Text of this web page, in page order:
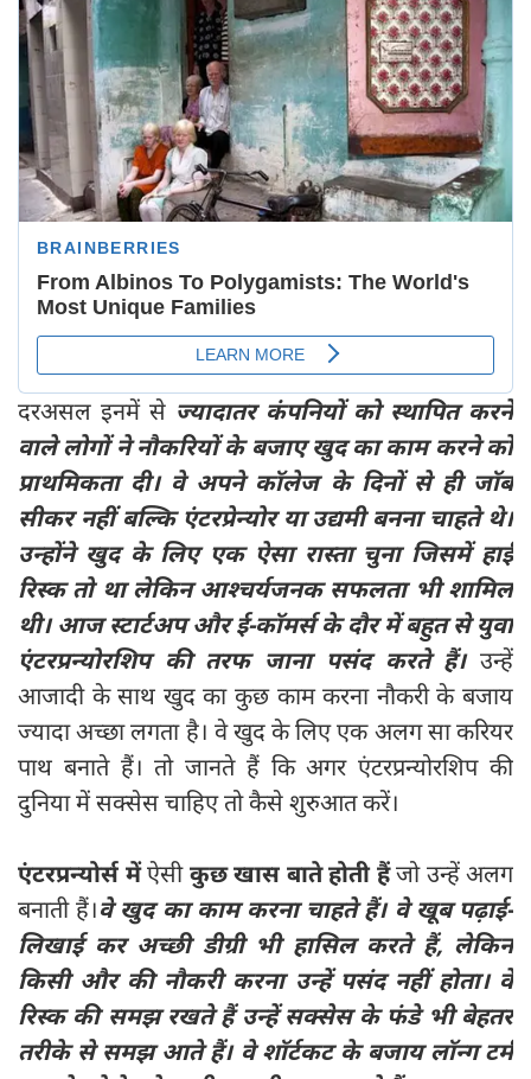
दरअसल इनमें से ज्यादातर कंपनियों को स्थापित करने
वाले लोगों ने नौकरियों के बजाए खुद का काम करने को
प्राथमिकता दी। वे अपने कॉलेज के दिनों से ही जॉब
सीकर नहीं बल्कि एंटरप्रेन्योर या उद्यमी बनना चाहते थे।
उन्होंने खुद के लिए एक ऐसा रास्ता चुना जिसमें हाई
रिस्क तो था लेकिन आश्चर्यजनक सफलता भी शामिल
थी। आज स्टार्टअप और ई-कॉमर्स के दौर में बहुत से युवा
एंटरप्रन्योरशिप की तरफ जाना पसंद करते हैं। उन्हें
आजादी के साथ खुद का कुछ काम करना नौकरी के बजाय
ज्यादा अच्छा लगता है। वे खुद के लिए एक अलग सा करियर
पाथ बनाते हैं। तो जानते हैं कि अगर एंटरप्रन्योरशिप की
दुनिया में सक्‍सेस चाहिए तो कैसे शुरुआत करें।
एंटरप्रन्योर्स मेंऐसीकुछ खास बाते होती हैंजो उन्हें अलग
बनाती हैं।वे खुद का काम करना चाहते हैं। वे खूब पढ़ाई-
लिखाई कर अच्छी डीग्री भी हासिल करते हैं, लेकिन
किसी और की नौकरी करना उन्हें पसंद नहीं होता। वे
रिस्क की समझ रखते हैं उन्हें सक्सेस के फंडे भी बेहतर
तरीके से समझ आते हैं। वे शॉर्टकट के बजाय लॉन्‍ग टर्म